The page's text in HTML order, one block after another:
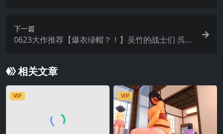
下一篇
0623大作推荐【爆衣绿帽？！】吴竹的战士们 呉竹
相关文章
VIP VIP